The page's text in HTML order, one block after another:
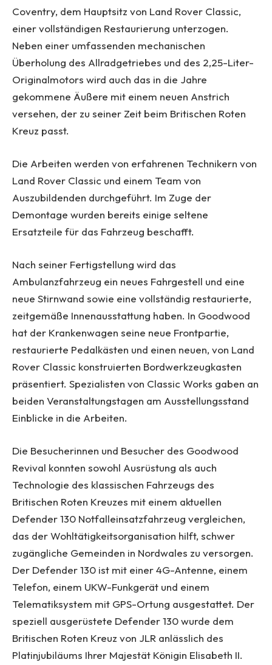
Coventry, dem Hauptsitz von Land Rover Classic,
einer vollständigen Restaurierung unterzogen.
Neben einer umfassenden mechanischen
Überholung des Allradgetriebes und des 2,25-Liter-
Originalmotors wird auch das in die Jahre
gekommene Äußere mit einem neuen Anstrich
versehen, der zu seiner Zeit beim Britischen Roten
Kreuz passt.
Die Arbeiten werden von erfahrenen Technikern von
Land Rover Classic und einem Team von
Auszubildenden durchgeführt. Im Zuge der
Demontage wurden bereits einige seltene
Ersatzteile für das Fahrzeug beschafft.
Nach seiner Fertigstellung wird das
Ambulanzfahrzeug ein neues Fahrgestell und eine
neue Stirnwand sowie eine vollständig restaurierte,
zeitgemäße Innenausstattung haben. In Goodwood
hat der Krankenwagen seine neue Frontpartie,
restaurierte Pedalkästen und einen neuen, von Land
Rover Classic konstruierten Bordwerkzeugkasten
präsentiert. Spezialisten von Classic Works gaben an
beiden Veranstaltungstagen am Ausstellungsstand
Einblicke in die Arbeiten.
Die Besucherinnen und Besucher des Goodwood
Revival konnten sowohl Ausrüstung als auch
Technologie des klassischen Fahrzeugs des
Britischen Roten Kreuzes mit einem aktuellen
Defender 130 Notfalleinsatzfahrzeug vergleichen,
das der Wohltätigkeitsorganisation hilft, schwer
zugängliche Gemeinden in Nordwales zu versorgen.
Der Defender 130 ist mit einer 4G-Antenne, einem
Telefon, einem UKW-Funkgerät und einem
Telematiksystem mit GPS-Ortung ausgestattet. Der
speziell ausgerüstete Defender 130 wurde dem
Britischen Roten Kreuz von JLR anlässlich des
Platinjubiläums Ihrer Majestät Königin Elisabeth II.